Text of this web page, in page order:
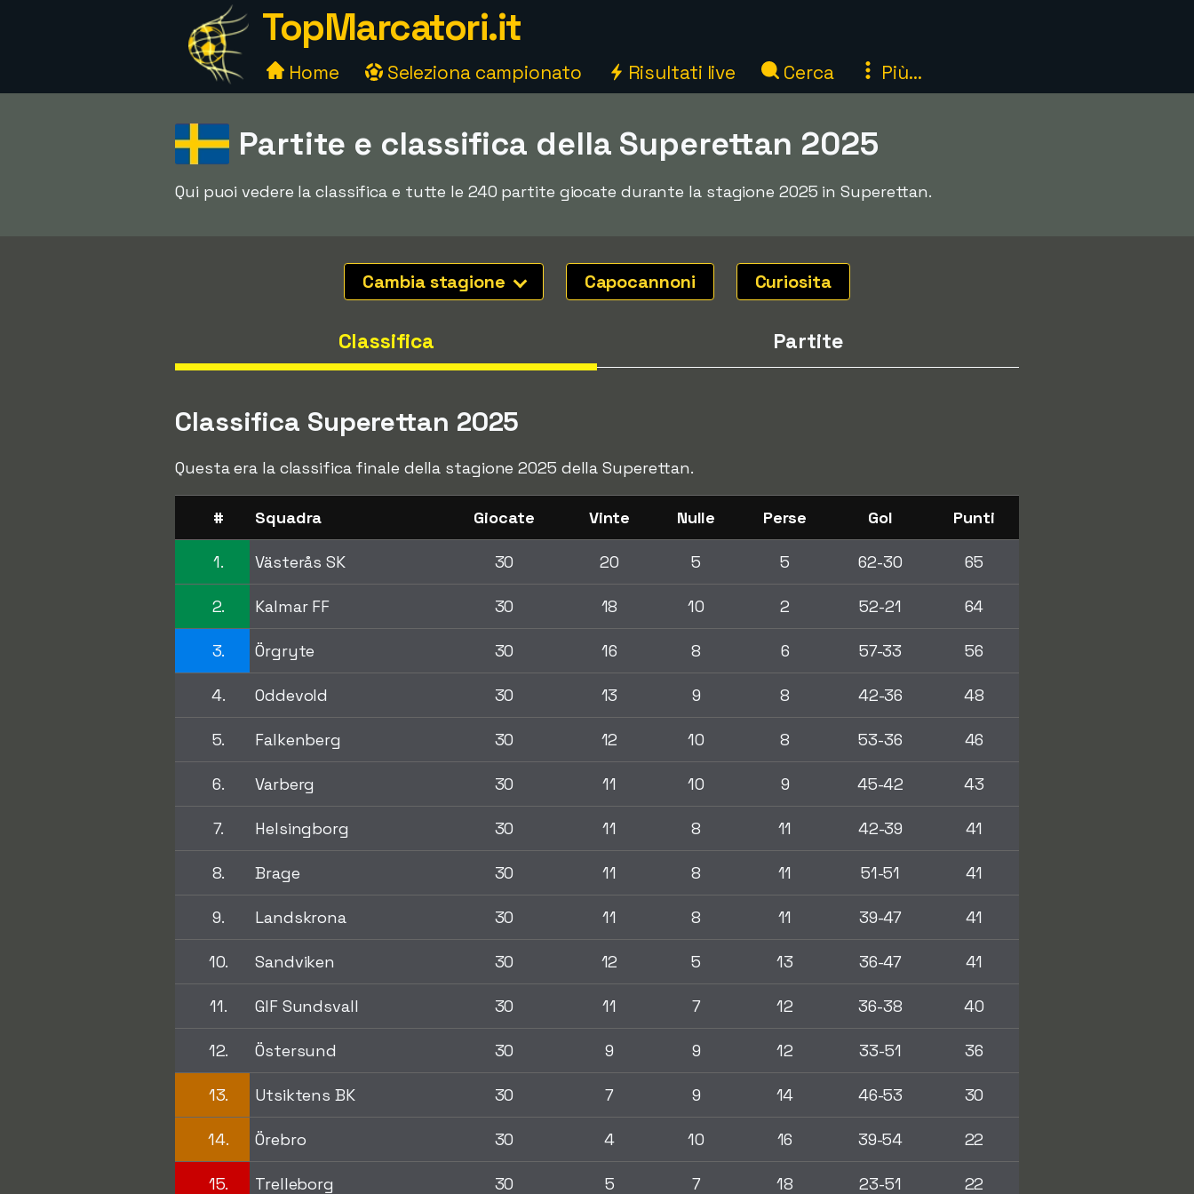
TopMarcatori.it
Home Seleziona campionato Risultati live Cerca Più...
Partite e classifica della Superettan 2025
Qui puoi vedere la classifica e tutte le 240 partite giocate durante la stagione 2025 in Superettan.
Cambia stagione Capocannoni Curiosita
Classifica Partite
Classifica Superettan 2025
Questa era la classifica finale della stagione 2025 della Superettan.
# Squadra Giocate Vinte Nulle Perse Gol Punti
1. Västerås SK 30 20 5 5 62-30 65
2. Kalmar FF 30 18 10 2 52-21 64
3. Örgryte 30 16 8 6 57-33 56
4. Oddevold 30 13 9 8 42-36 48
5. Falkenberg 30 12 10 8 53-36 46
6. Varberg 30 11 10 9 45-42 43
7. Helsingborg 30 11 8 11 42-39 41
8. Brage 30 11 8 11 51-51 41
9. Landskrona 30 11 8 11 39-47 41
10. Sandviken 30 12 5 13 36-47 41
11. GIF Sundsvall 30 11 7 12 36-38 40
12. Östersund 30 9 9 12 33-51 36
13. Utsiktens BK 30 7 9 14 46-53 30
14. Örebro 30 4 10 16 39-54 22
15. Trelleborg 30 5 7 18 23-51 22